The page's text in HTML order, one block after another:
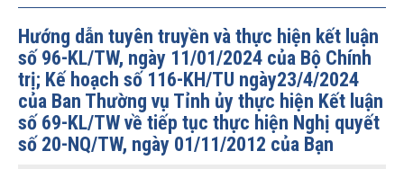
Hướng dẫn tuyên truyền và thực hiện kết luận
số 96-KL/TW, ngày 11/01/2024 của Bộ Chính
trị; Kế hoạch số 116-KH/TU ngày23/4/2024
của Ban Thường vụ Tỉnh ủy thực hiện Kết luận
số 69-KL/TW về tiếp tục thực hiện Nghị quyết
số 20-NQ/TW, ngày 01/11/2012 của Bạn